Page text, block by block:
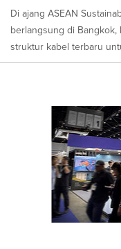
Di ajang ASEAN
berlangsung di Bangkok,
struktur kabel terbaru